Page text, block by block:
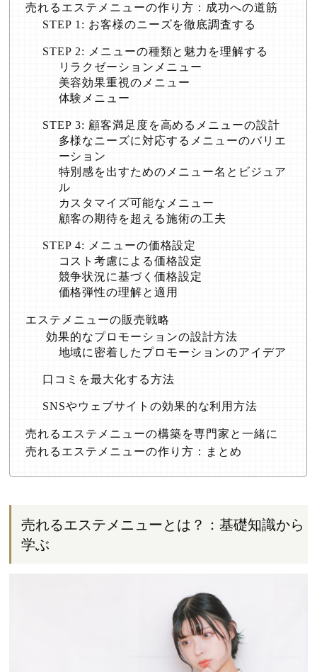
売れるエステメニューの作り方：成功への道筋
STEP 1: お客様のニーズを徹底調査する
STEP 2: メニューの種類と魅力を理解する
リラクゼーションメニュー
美容効果重視のメニュー
体験メニュー
STEP 3: 顧客満足度を高めるメニューの設計
多様なニーズに対応するメニューのバリエ
ーション
特別感を出すためのメニュー名とビジュア
ル
カスタマイズ可能なメニュー
顧客の期待を超える施術の工夫
STEP 4: メニューの価格設定
コスト考慮による価格設定
競争状況に基づく価格設定
価格弾性の理解と適用
エステメニューの販売戦略
効果的なプロモーションの設計方法
地域に密着したプロモーションのアイデア
口コミを最大化する方法
SNSやウェブサイトの効果的な利用方法
売れるエステメニューの構築を専門家と一緒に
売れるエステメニューの作り方：まとめ
売れるエステメニューとは？：基礎知識から
学ぶ